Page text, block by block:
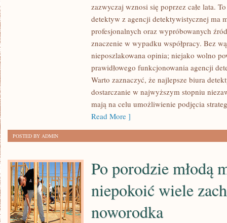
SYTUACJACH
WYMUSZONY
POSZUKIWANIA
zazwyczaj wznosi się poprzez całe lata.
detektyw z agencji detektywistycznej ma
profesjonalnych oraz wypróbowanych
znaczenie w wypadku współpracy. Bez
nieposzlakowana opinia; niejako wolno
prawidłowego funkcjonowania agencji
Warto zaznaczyć, że najlepsze biura
dostarczanie w najwyższym stopniu
mają na celu umożliwienie podjęcia
Read More ]
POSTED BY ADMIN
Po porodzie młodą
niepokoić wiele
noworodka